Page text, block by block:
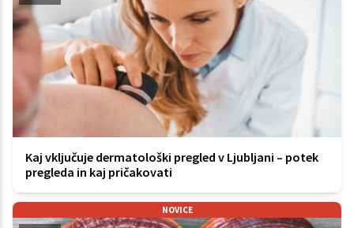
Kaj vključuje dermatološki pregled v Ljubljani – potek
pregleda in kaj pričakovati
NOVICE